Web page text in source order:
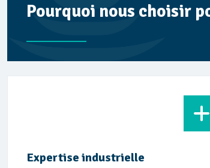
Pourquoi nous choisir
Expertise industrielle